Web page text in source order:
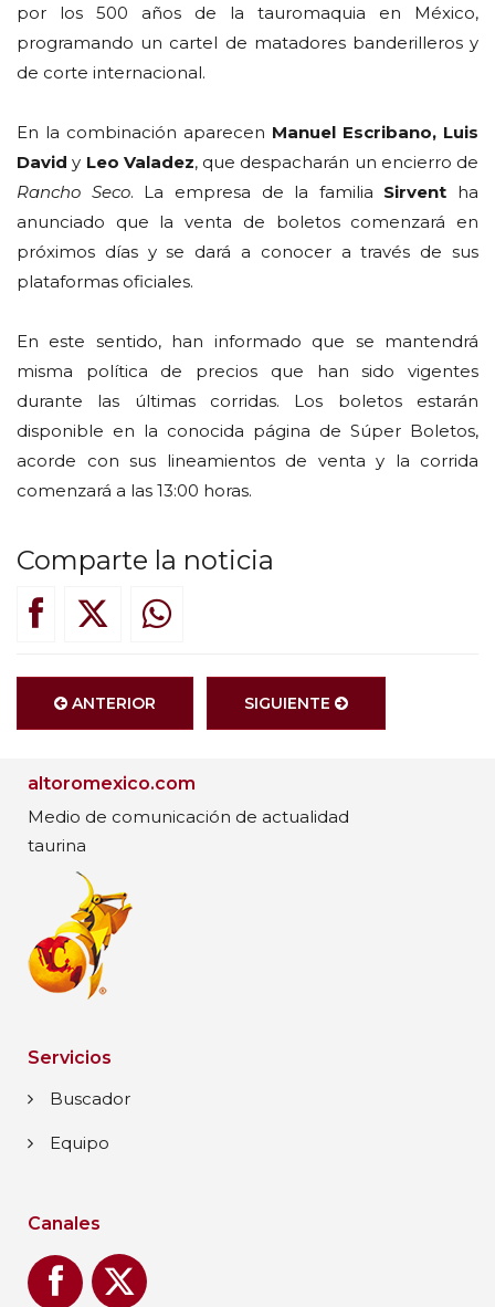
por los 500 años de la tauromaquia en México,
programando un cartel de matadores banderilleros y
de corte internacional.
En la combinación aparecen Manuel Escribano, Luis
David y Leo Valadez, que despacharán un encierro de
Rancho Seco. La empresa de la familia Sirvent ha
anunciado que la venta de boletos comenzará en
próximos días y se dará a conocer a través de sus
plataformas oficiales.
En este sentido, han informado que se mantendrá
misma política de precios que han sido vigentes
durante las últimas corridas. Los boletos estarán
disponible en la conocida página de Súper Boletos,
acorde con sus lineamientos de venta y la corrida
comenzará a las 13:00 horas.
Comparte la noticia
ANTERIOR SIGUIENTE
altoromexico.com
Medio de comunicación de actualidad
taurina
Servicios
Buscador
Equipo
Canales